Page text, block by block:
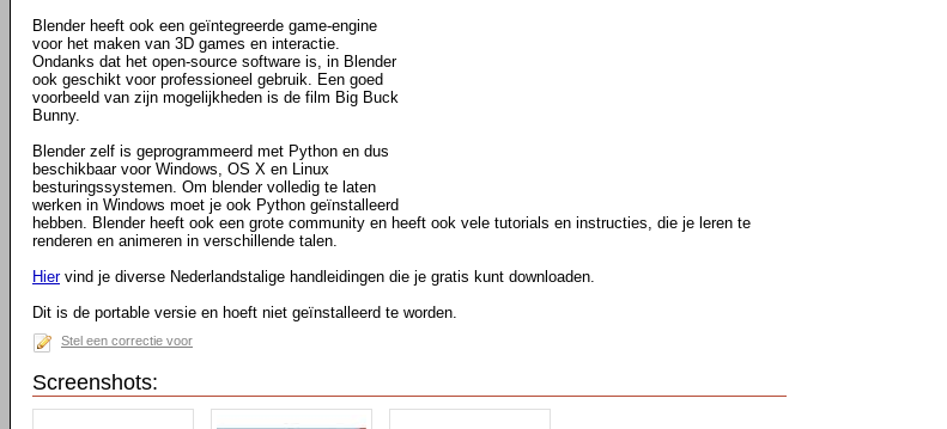
Blender heeft ook een geïntegreerde game-engine
voor het maken van 3D games en interactie.
Ondanks dat het open-source software is, in Blender
ook geschikt voor professioneel gebruik. Een goed
voorbeeld van zijn mogelijkheden is de film Big Buck
Bunny.
Blender zelf is geprogrammeerd met Python en dus
beschikbaar voor Windows, OS X en Linux
besturingssystemen. Om blender volledig te laten
werken in Windows moet je ook Python geïnstalleerd
hebben. Blender heeft ook een grote community en heeft ook vele tutorials en instructies, die je leren te
renderen en animeren in verschillende talen.
Hiervind je diverse Nederlandstalige handleidingen die je gratis kunt downloaden.
Dit is de portable versie en hoeft niet geïnstalleerd te worden.
Stel een correctie voor
Screenshots: